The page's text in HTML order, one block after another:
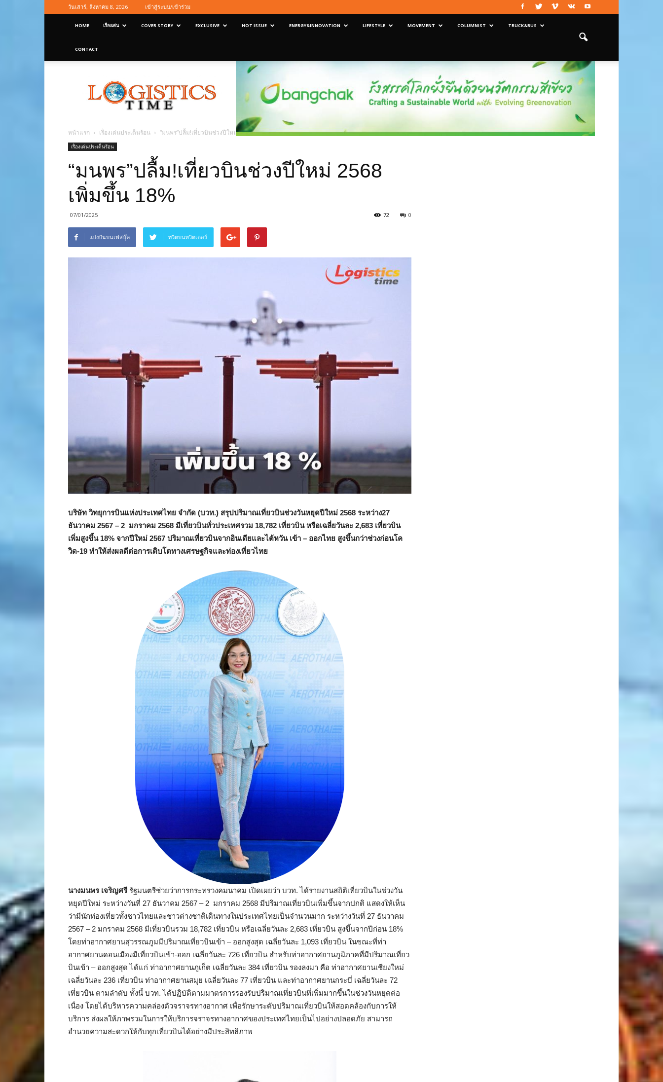
วันเสาร์, สิงหาคม 8, 2026 เข้าสู่ระบบ/เข้าร่วม
HOME เรื่องเด่น COVER STORY EXCLUSIVE HOT ISSUE ENERGY&INNOVATION LIFESTYLE MOVEMENT COLUMNIST TRUCK&BUS
CONTACT
Magazine
หน้าแรก เรื่องเด่นประเด็นร้อน “มนพร”ปลื้ม!เที่ยวบินช่วงปีใหม่ 2568 เพิ่มขึ้น 18%
เรื่องเด่นประเด็นร้อน
“มนพร”ปลื้ม!เที่ยวบินช่วงปีใหม่ 2568
เพิ่มขึ้น 18%
07/01/2025 0
72
แบ่งปันบนเฟสบุ๊ค ทวีตบนทวิตเตอร์
บริษัท วิทยุการบินแห่งประเทศไทย จำกัด (บวท.) สรุปปริมาณเที่ยวบินช่วงวันหยุดปีใหม่ 2568 ระหว่าง27
ธันวาคม 2567 – 2 มกราคม 2568 มีเที่ยวบินทั่วประเทศรวม 18,782 เที่ยวบิน หรือเฉลี่ยวันละ 2,683 เที่ยวบิน
เพิ่มสูงขึ้น 18% จากปีใหม่ 2567 ปริมาณเที่ยวบินจากอินเดียและไต้หวัน เข้า – ออกไทย สูงขึ้นกว่าช่วงก่อนโค
วิด-19 ทำให้ส่งผลดีต่อการเติบโตทางเศรษฐกิจและท่องเที่ยวไทย
นางมนพร เจริญศรีรัฐมนตรีช่วยว่าการกระทรวงคมนาคม เปิดเผยว่า บวท. ได้รายงานสถิติเที่ยวบินในช่วงวัน
หยุดปีใหม่ ระหว่างวันที่ 27 ธันวาคม 2567 – 2 มกราคม 2568 มีปริมาณเที่ยวบินเพิ่มขึ้นจากปกติ แสดงให้เห็น
ว่ามีนักท่องเที่ยวทั้งชาวไทยและชาวต่างชาติเดินทางในประเทศไทยเป็นจำนวนมาก ระหว่างวันที่ 27 ธันวาคม
2567 – 2 มกราคม 2568 มีเที่ยวบินรวม 18,782 เที่ยวบิน หรือเฉลี่ยวันละ 2,683 เที่ยวบิน สูงขึ้นจากปีก่อน 18%
โดยท่าอากาศยานสุวรรณภูมมีปริมาณเที่ยวบินเข้า – ออกสูงสุด เฉลี่ยวันละ 1,093 เที่ยวบิน ในขณะที่ท่า
อากาศยานดอนเมืองมีเที่ยวบินเข้า-ออก เฉลี่ยวันละ 726 เที่ยวบิน สำหรับท่าอากาศยานภูมิภาคที่มีปริมาณเที่ยว
บินเข้า – ออกสูงสุด ได้แก่ ท่าอากาศยานภูเก็ต เฉลี่ยวันละ 384 เที่ยวบิน รองลงมา คือ ท่าอากาศยานเชียงใหม่
เฉลี่ยวันละ 236 เที่ยวบิน ท่าอากาศยานสมุย เฉลี่ยวันละ 77 เที่ยวบิน และท่าอากาศยานกระบี่ เฉลี่ยวันละ 72
เที่ยวบิน ตามลำดับ ทั้งนี้ บวท. ได้ปฏิบัติตามมาตรการรองรับปริมาณเที่ยวบินที่เพิ่มมากขึ้นในช่วงวันหยุดต่อ
เนื่อง โดยได้บริหารความคล่องตัวจราจรทางอากาศ เพื่อรักษาระดับปริมาณเที่ยวบินให้สอดคล้องกับการให้
บริการ ส่งผลให้ภาพรวมในการให้บริการจราจรทางอากาศของประเทศไทยเป็นไปอย่างปลอดภัย สามารถ
อำนวยความสะดวกให้กับทุกเที่ยวบินได้อย่างมีประสิทธิภาพ